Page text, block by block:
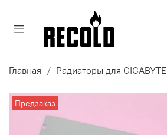
Главная Радиаторы для GIGABYTE
Предзаказ